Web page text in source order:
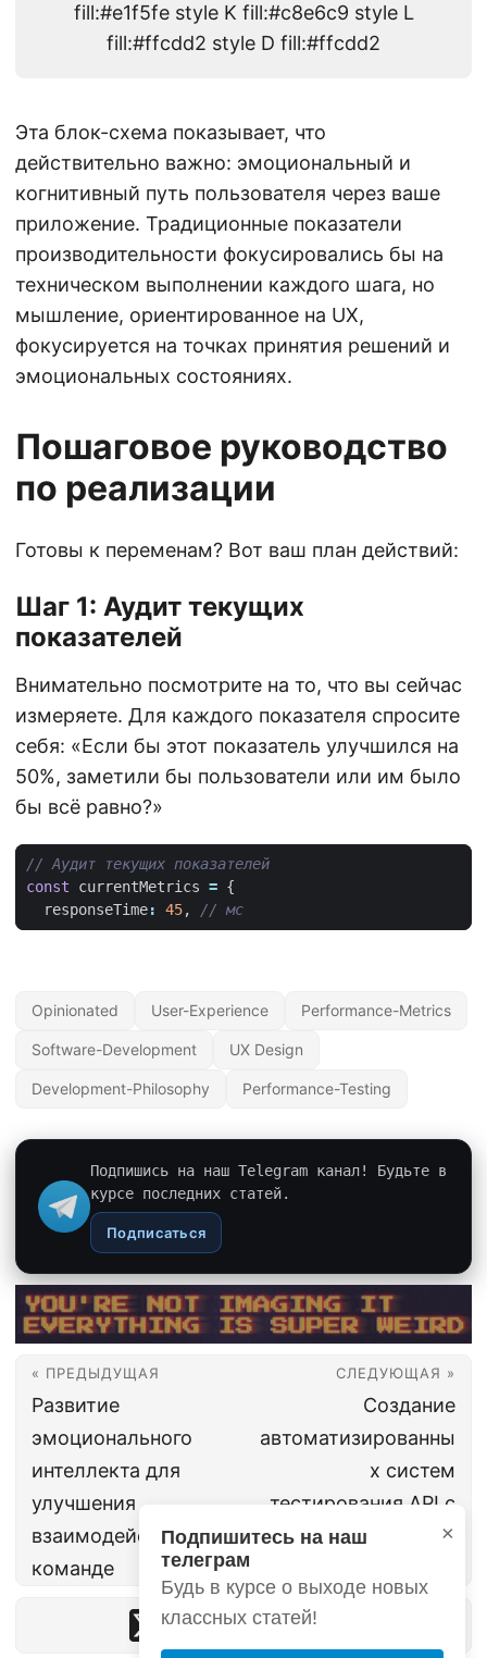
×
Подпишитесь на наш
телеграм
Будь в курсе о выходе новых
классных статей!
fill:#e1f5fe style K fill:#c8e6c9 style L
fill:#ffcdd2 style D fill:#ffcdd2
Эта блок-схема показывает, что
действительно важно: эмоциональный и
когнитивный путь пользователя через ваше
приложение. Традиционные показатели
производительности фокусировались бы на
техническом выполнении каждого шага, но
мышление, ориентированное на UX,
фокусируется на точках принятия решений и
эмоциональных состояниях.
Пошаговое руководство
по реализации
Готовы к переменам? Вот ваш план действий:
Шаг 1: Аудит текущих
показателей
Внимательно посмотрите на то, что вы сейчас
измеряете. Для каждого показателя спросите
себя: «Если бы этот показатель улучшился на
50%, заметили бы пользователи или им было
бы всё равно?»
const
currentMetrics = {
responseTime: 45,
Opinionated User-Experience Performance-Metrics
Software-Development UX Design
Development-Philosophy Performance-Testing
Подпишись на наш Telegram канал! Будьте в
курсе последних статей.
Подписаться
« ПРЕДЫДУЩАЯ
Развитие
эмоционального
интеллекта для
улучшения
взаимодействия в
команде
СЛЕДУЮЩАЯ »
Создание
автоматизированны
х систем
тестирования API с
помощью Postman